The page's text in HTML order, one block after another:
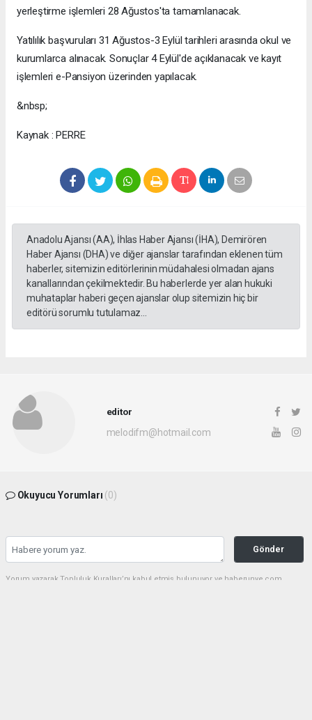
yerleştirme işlemleri 28 Ağustos'ta tamamlanacak.
Yatılılık başvuruları 31 Ağustos-3 Eylül tarihleri arasında okul ve
kurumlarca alınacak. Sonuçlar 4 Eylül'de açıklanacak ve kayıt
işlemleri e-Pansiyon üzerinden yapılacak.
&nbsp;
Kaynak : PERRE
Anadolu Ajansı (AA), İhlas Haber Ajansı (İHA), Demirören
Haber Ajansı (DHA) ve diğer ajanslar tarafından eklenen tüm
haberler, sitemizin editörlerinin müdahalesi olmadan ajans
kanallarından çekilmektedir. Bu haberlerde yer alan hukuki
muhataplar haberi geçen ajanslar olup sitemizin hiç bir
editörü sorumlu tutulamaz...
editor
melodifm@hotmail.com
Okuyucu Yorumları (0)
Gönder
Yorum yazarak Topluluk Kuralları’nı kabul etmiş bulunuyor ve haberunye.com